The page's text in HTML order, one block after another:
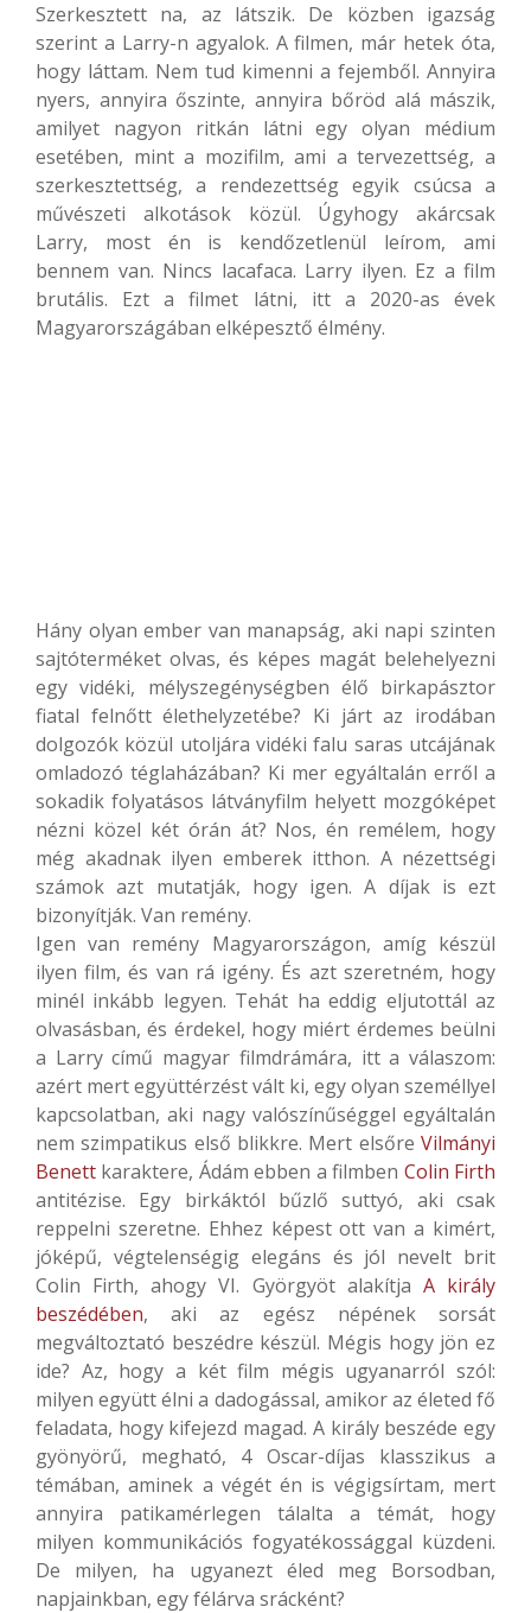
Szerkesztett na, az látszik. De közben igazság
szerint a Larry-n agyalok. A filmen, már hetek óta,
hogy láttam. Nem tud kimenni a fejemből. Annyira
nyers, annyira őszinte, annyira bőröd alá mászik,
amilyet nagyon ritkán látni egy olyan médium
esetében, mint a mozifilm, ami a tervezettség, a
szerkesztettség, a rendezettség egyik csúcsa a
művészeti alkotások közül. Úgyhogy akárcsak
Larry, most én is kendőzetlenül leírom, ami
bennem van. Nincs lacafaca. Larry ilyen. Ez a film
brutális. Ezt a filmet látni, itt a 2020-as évek
Magyarországában elképesztő élmény.
Hány olyan ember van manapság, aki napi szinten
sajtóterméket olvas, és képes magát belehelyezni
egy vidéki, mélyszegénységben élő birkapásztor
fiatal felnőtt élethelyzetébe? Ki járt az irodában
dolgozók közül utoljára vidéki falu saras utcájának
omladozó téglaházában? Ki mer egyáltalán erről a
sokadik folyatásos látványfilm helyett mozgóképet
nézni közel két órán át? Nos, én remélem, hogy
még akadnak ilyen emberek itthon. A nézettségi
számok azt mutatják, hogy igen. A díjak is ezt
bizonyítják. Van remény.
Igen van remény Magyarországon, amíg készül
ilyen film, és van rá igény. És azt szeretném, hogy
minél inkább legyen. Tehát ha eddig eljutottál az
olvasásban, és érdekel, hogy miért érdemes beülni
a Larry című magyar filmdrámára, itt a válaszom:
azért mert együttérzést vált ki, egy olyan személlyel
kapcsolatban, aki nagy valószínűséggel egyáltalán
nem szimpatikus első blikkre. Mert elsőre Vilmányi
Benett karaktere, Ádám ebben a filmben Colin Firth
antitézise. Egy birkáktól bűzlő suttyó, aki csak
reppelni szeretne. Ehhez képest ott van a kimért,
jóképű, végtelenségig elegáns és jól nevelt brit
Colin Firth, ahogy VI. Györgyöt alakítja A király
beszédében, aki az egész népének sorsát
megváltoztató beszédre készül. Mégis hogy jön ez
ide? Az, hogy a két film mégis ugyanarról szól:
milyen együtt élni a dadogással, amikor az életed fő
feladata, hogy kifejezd magad. A király beszéde egy
gyönyörű, megható, 4 Oscar-díjas klasszikus a
témában, aminek a végét én is végigsírtam, mert
annyira patikamérlegen tálalta a témát, hogy
milyen kommunikációs fogyatékossággal küzdeni.
De milyen, ha ugyanezt éled meg Borsodban,
napjainkban, egy félárva srácként?